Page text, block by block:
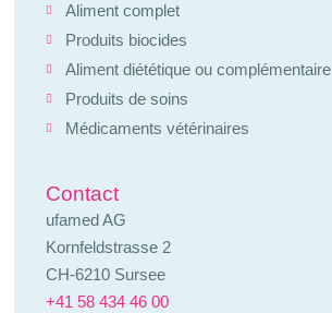
Aliment complet
Produits biocides
Aliment diététique ou complémentaire
Produits de soins
Médicaments vétérinaires
Contact
ufamed AG
Kornfeldstrasse 2
CH-6210 Sursee
+41 58 434 46 00